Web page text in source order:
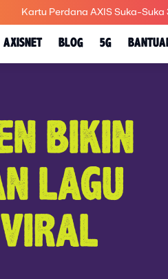
Kartu Perdana AXIS Suka-Suka
AXISNET BLOG 5G
BIKIN
LAGU